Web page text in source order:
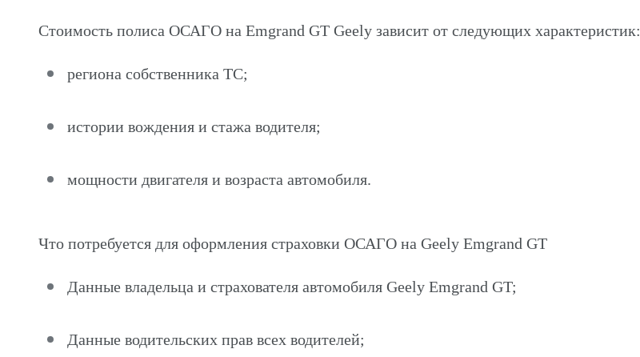
Стоимость полиса ОСАГО на Emgrand GT Geely зависит от следующих характеристик:
региона собственника ТС;
истории вождения и стажа водителя;
мощности двигателя и возраста автомобиля.
Что потребуется для оформления страховки ОСАГО на Geely Emgrand GT
Данные владельца и страхователя автомобиля Geely Emgrand GT;
Данные водительских прав всех водителей;